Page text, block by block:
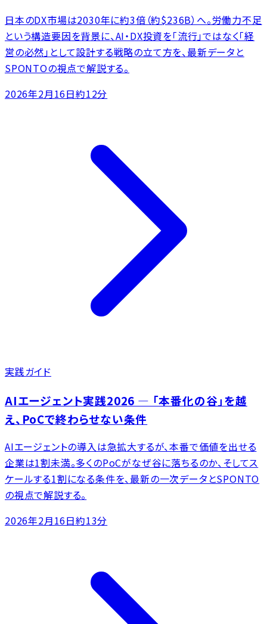
日本のDX市場は2030年に約3倍（約$236B）へ。労働力不足
という構造要因を背景に、AI・DX投資を「流行」ではなく「経
営の必然」として設計する戦略の立て方を、最新データと
SPONTOの視点で解説する。
2026年2月16日約12分
実践ガイド
AIエージェント実践2026 ― 「本番化の谷」を越
え、PoCで終わらせない条件
AIエージェントの導入は急拡大するが、本番で価値を出せる
企業は1割未満。多くのPoCがなぜ谷に落ちるのか、そしてス
ケールする1割になる条件を、最新の一次データとSPONTO
の視点で解説する。
2026年2月16日約13分